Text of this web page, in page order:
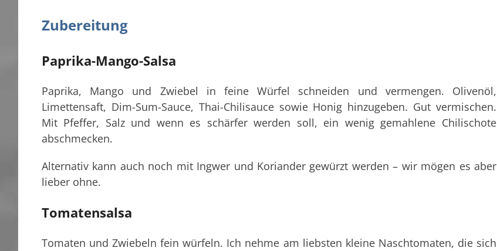
Zubereitung
Paprika-Mango-Salsa
Paprika, Mango und Zwiebel in feine Würfel schneiden und vermengen. Olivenöl,
Limettensaft, Dim-Sum-Sauce, Thai-Chilisauce sowie Honig hinzugeben. Gut vermischen.
Mit Pfeffer, Salz und wenn es schärfer werden soll, ein wenig gemahlene Chilischote
abschmecken.
Alternativ kann auch noch mit Ingwer und Koriander gewürzt werden – wir mögen es aber
lieber ohne.
Tomatensalsa
Tomaten und Zwiebeln fein würfeln. Ich nehme am liebsten kleine Naschtomaten, die sich